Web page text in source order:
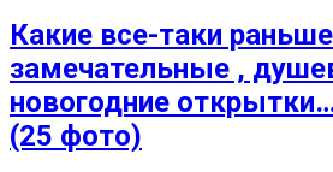
Какие все-таки
замечательные ,
новогодние
(25 фото)